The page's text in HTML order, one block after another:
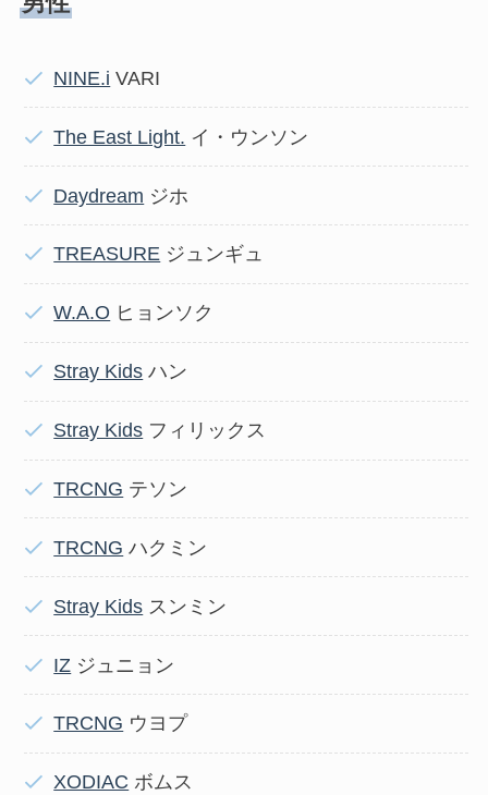
NINE.i VARI
The East Light. イ・ウンソン
Daydream ジホ
TREASURE ジュンギュ
W.A.O ヒョンソク
Stray Kids ハン
Stray Kids フィリックス
TRCNG テソン
TRCNG ハクミン
Stray Kids スンミン
IZ ジュニョン
TRCNG ウヨプ
XODIAC ボムス